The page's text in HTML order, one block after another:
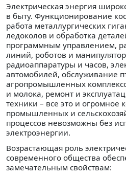
Электрическая энергия
в быту. Функционирование
работа металлургических
ледоколов и обработка
программным управлением,
линий, роботов и
радиоаппаратуры и часов,
автомобилей, обслуживание
агропромышленных
и молока, ремонт и
техники – все это и огромное
промышленных и
процессов невозможны без
электроэнергии.
Возрастающая роль
современного общества
заме­чательным свойствам: